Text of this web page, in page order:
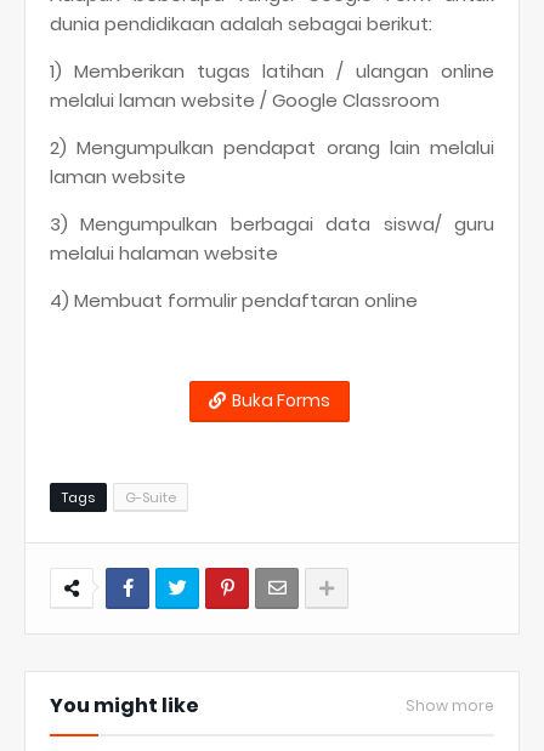
dunia pendidikaan adalah sebagai berikut:
1) Memberikan tugas latihan / ulangan online
melalui laman website / Google Classroom
2) Mengumpulkan pendapat orang lain melalui
laman website
3) Mengumpulkan berbagai data siswa/ guru
melalui halaman website
4) Membuat formulir pendaftaran online
Buka Forms
Tags G-Suite
You might like Show more